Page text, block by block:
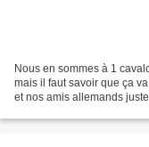
Nous en sommes à 1
mais il faut savoir que ça
et nos amis allemands